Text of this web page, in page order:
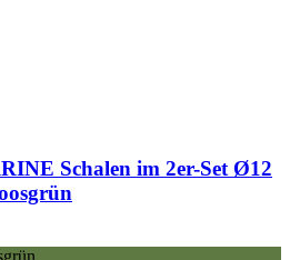
Schalen im 2er-​Set Ø12